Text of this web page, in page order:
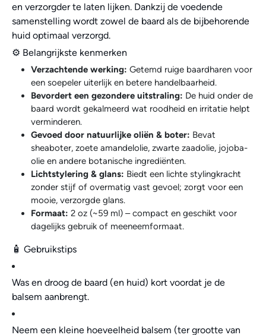
en verzorgder te laten lijken. Dankzij de voedende
samenstelling wordt zowel de baard als de bijbehorende
huid optimaal verzorgd.
⚙️ Belangrijkste kenmerken
Verzachtende werking: Getemd ruige baardharen voor
een soepeler uiterlijk en betere handelbaarheid.
Bevordert een gezondere uitstraling: De huid onder de
baard wordt gekalmeerd wat roodheid en irritatie helpt
verminderen.
Gevoed door natuurlijke oliën & boter: Bevat
sheaboter, zoete amandelolie, zwarte zaadolie, jojoba-
olie en andere botanische ingrediënten.
Lichtstylering & glans: Biedt een lichte stylingkracht
zonder stijf of overmatig vast gevoel; zorgt voor een
mooie, verzorgde glans.
Formaat: 2 oz (~59 ml) – compact en geschikt voor
dagelijks gebruik of meeneemformaat.
🧴 Gebruikstips
Was en droog de baard (en huid) kort voordat je de
balsem aanbrengt.
Neem een kleine hoeveelheid balsem (ter grootte van